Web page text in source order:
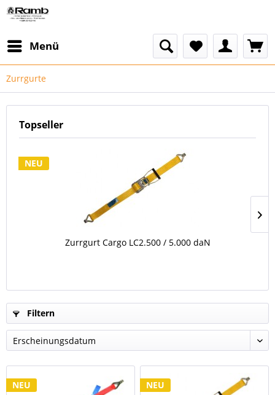
Menü
Zurrgurte
Topseller
NEU
Zurrgurt Cargo LC2.500 / 5.000 daN
Filtern
NEU NEU